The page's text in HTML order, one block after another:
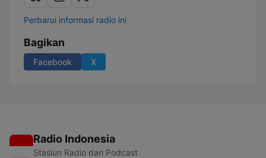
Perbarui informasi radio ini
Bagikan
Facebook X
Radio Indonesia
Stasiun Radio dan Podcast